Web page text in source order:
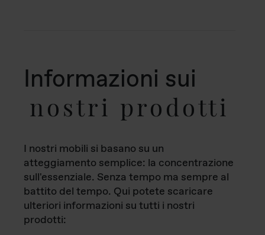
Informazioni sui
nostri prodotti
I nostri mobili si basano su un
atteggiamento semplice: la concentrazione
sull'essenziale. Senza tempo ma sempre al
battito del tempo. Qui potete scaricare
ulteriori informazioni su tutti i nostri
prodotti: